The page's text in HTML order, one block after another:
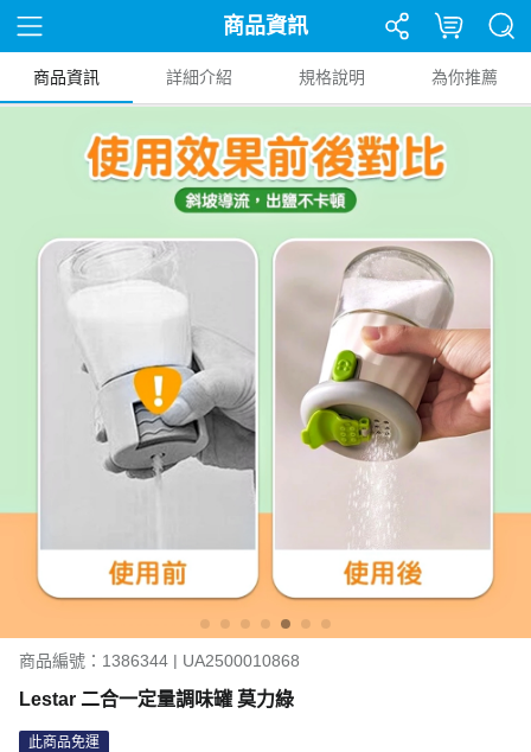
商品資訊
商品資訊 詳細介紹 規格說明 為你推薦
商品編號：1386344 | UA2500010868
Lestar 二合一定量調味罐 莫力綠
此商品免運